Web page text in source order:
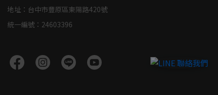
地址：台中市豐原區東陽路420號
統一編號：24603396